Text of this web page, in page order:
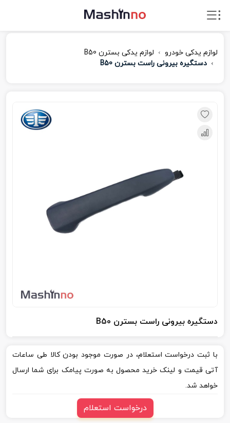
لوازم یدکی خودرو
لوازم یدکی بسترن B50
دستگیره بیرونی راست بسترن B50
دستگیره بیرونی راست بسترن B50
با ثبت درخواست استعلام، در صورت موجود بودن کالا طی ساعات
آتی قیمت و لینک خرید محصول به صورت پیامک برای شما ارسال
خواهد شد.
درخواست استعلام